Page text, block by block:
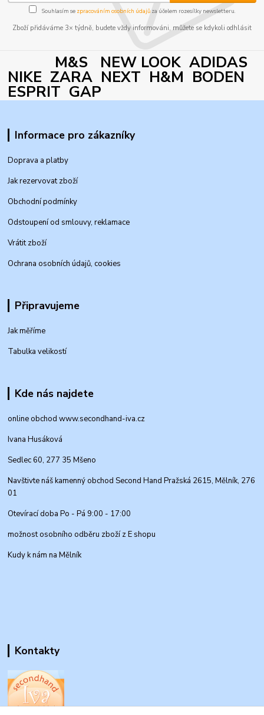
Souhlasím se zpracováním osobních údajůza účelem rozesílky newsletteru.
Zboží přidáváme 3× týdně, budete vždy informováni, můžete se kdykoli odhlásit
M&S NEW LOOK ADIDAS
NIKE ZARA NEXT H&M BODEN
ESPRIT GAP
Informace pro zákazníky
Doprava a platby
Jak rezervovat zboží
Obchodní podmínky
Odstoupení od smlouvy, reklamace
Vrátit zboží
Ochrana osobních údajů, cookies
Připravujeme
Jak měříme
Tabulka velikostí
Kde nás najdete
online obchod www.secondhand-iva.cz
Ivana Husáková
Sedlec 60, 277 35 Mšeno
Navštivte náš kamenný obchod Second Hand Pražská 2615, Mělník, 276
01
Otevírací doba Po - Pá 9:00 - 17:00
možnost osobního odběru zboží z E shopu
Kudy k nám na Mělník
Kontakty